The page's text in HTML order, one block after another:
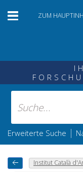
ZUM
Erweiterte Suche |
Institut Català